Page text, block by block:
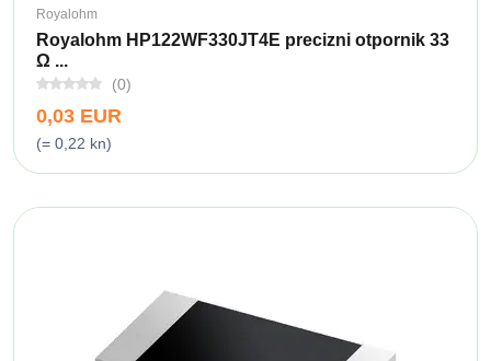
Royalohm
Royalohm HP122WF330JT4E precizni otpornik 33
Ω ...
(0)
0,03 EUR
(= 0,22 kn)